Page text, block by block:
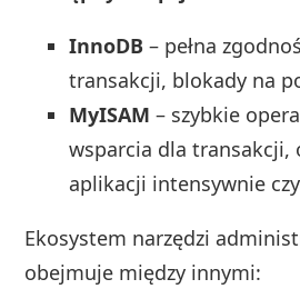
InnoDB – pełna
transakcji, blokady na
MyISAM – szybkie
wsparcia dla transakcji,
aplikacji intensywnie
Ekosystem narzędzi
obejmuje między innymi: